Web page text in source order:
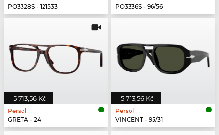
PO3328S - 121533
PO3336S - 96/56
5 713,56 Kč
Persol
GRETA - 24
5 713,56 Kč
Persol
VINCENT - 95/31